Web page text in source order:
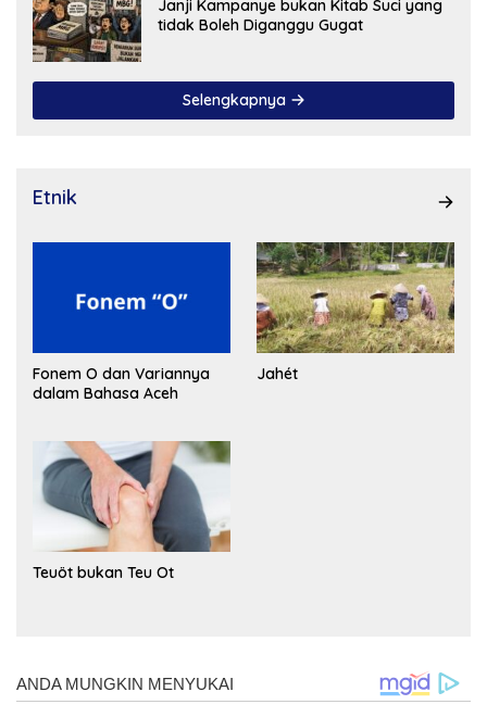
Janji Kampanye bukan Kitab Suci yang
tidak Boleh Diganggu Gugat
Selengkapnya
Etnik
Fonem O dan Variannya
dalam Bahasa Aceh
Jahét
Teuöt bukan Teu Ot